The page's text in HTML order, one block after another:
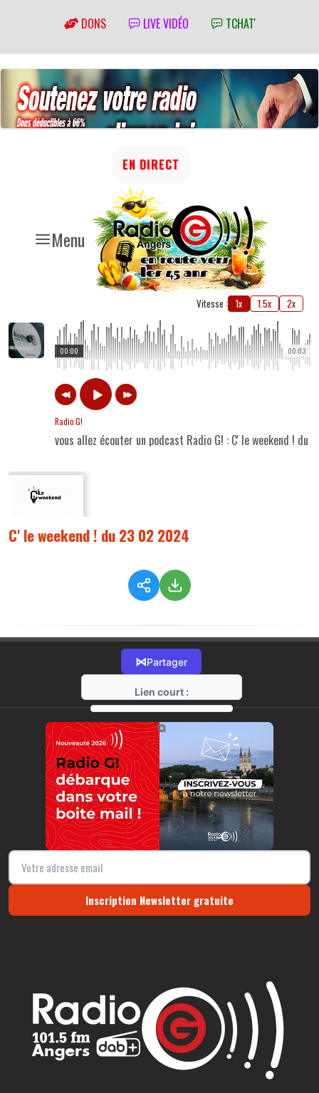
DONS LIVE VIDÉO TCHAT'
Menu
EN DIRECT
Vitesse : 1x 1.5x 2x
00:03
00:00
Radio G!
vous allez écouter un podcast Radio G! : C' le weekend ! du
C' le weekend ! du 23 02 2024
⋈Partager
Lien court :
https://radio-g.fr?13821
⧉
Inscription Newsletter gratuite